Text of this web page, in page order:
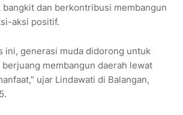
dan berkontribusi membangun
aksi positif.
ini, generasi muda didorong untuk
membangun daerah lewat
ujar Lindawati di Balangan,